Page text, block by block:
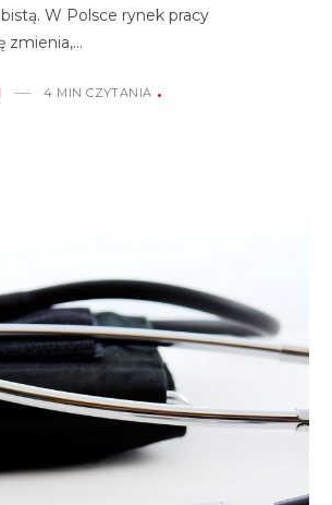
W Polsce rynek pracy
zmienia,…
4 MIN CZYTANIA